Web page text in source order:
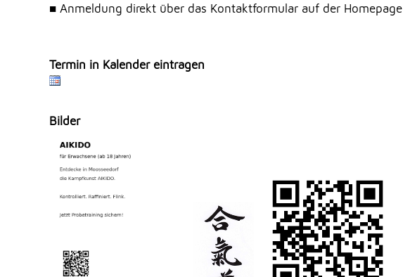
■ Anmeldung direkt über das Kontaktformular auf der Homepage
Termin in Kalender eintragen
Bilder